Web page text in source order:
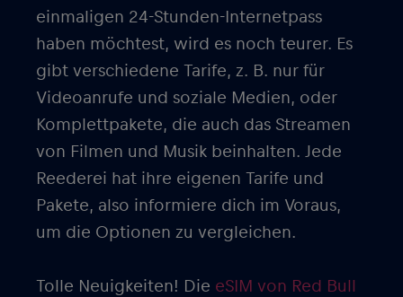
einmaligen 24-Stunden-Internetpass
haben möchtest, wird es noch teurer. Es
gibt verschiedene Tarife, z. B. nur für
Videoanrufe und soziale Medien, oder
Komplettpakete, die auch das Streamen
von Filmen und Musik beinhalten. Jede
Reederei hat ihre eigenen Tarife und
Pakete, also informiere dich im Voraus,
um die Optionen zu vergleichen.
Tolle Neuigkeiten! Die eSIM von Red Bull